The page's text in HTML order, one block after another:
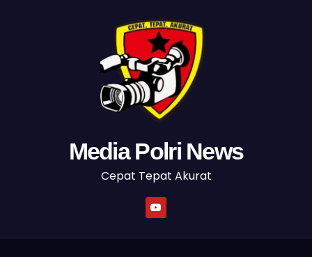
Media Polri News
Cepat Tepat Akurat